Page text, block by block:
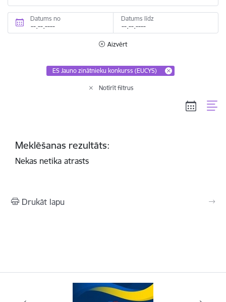
Datums no Datums līdz
Aizvērt
ES Jauno zinātnieku konkurss (EUCYS)
Notīrīt filtrus
Meklēšanas rezultāts:
Nekas netika atrasts
Drukāt lapu